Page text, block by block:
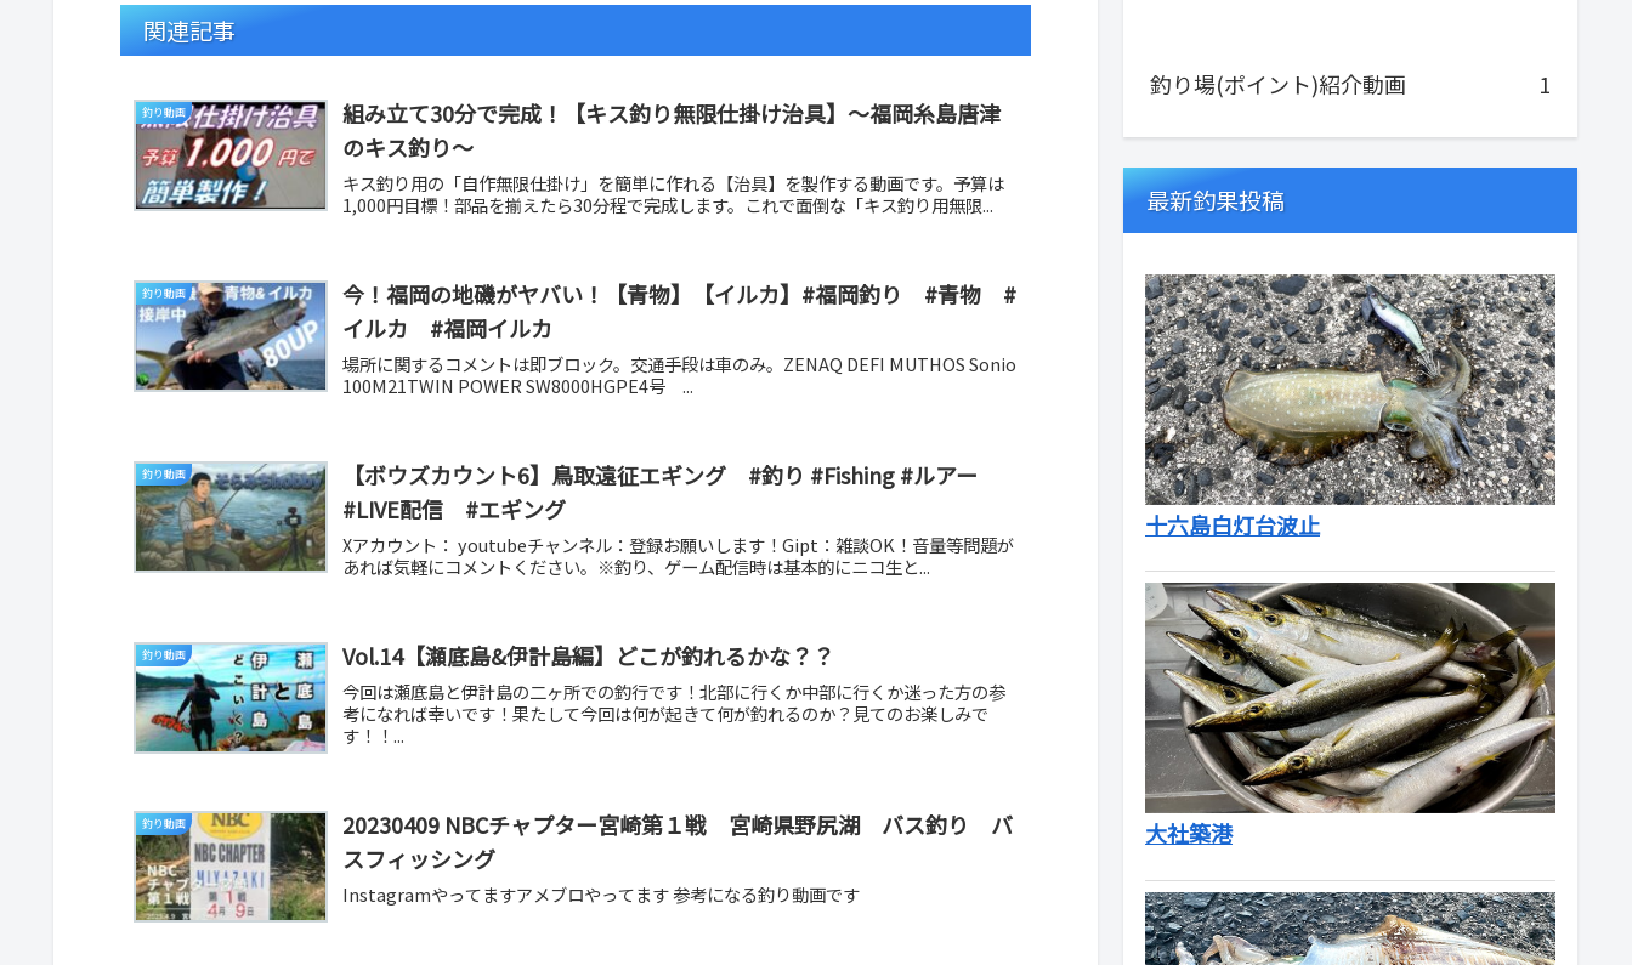
関連記事
釣り動画
組み立て30分で完成！【キス釣り無限仕掛け治具】～福岡糸島唐津
のキス釣り～
キス釣り用の「自作無限仕掛け」を簡単に作れる【治具】を製作する動画です。予算は
1,000円目標！部品を揃えたら30分程で完成します。これで面倒な「キス釣り用無限...
釣り動画
今！福岡の地磯がヤバい！【青物】【イルカ】#福岡釣り #青物 #
イルカ #福岡イルカ
場所に関するコメントは即ブロック。交通手段は車のみ。ZENAQ DEFI MUTHOS Sonio
100M21TWIN POWER SW8000HGPE4号 ...
釣り動画
【ボウズカウント6】鳥取遠征エギング #釣り #Fishing #ルアー
#LIVE配信 #エギング
Xアカウント： youtubeチャンネル：登録お願いします！Gipt：雑談OK！音量等問題が
あれば気軽にコメントください。※釣り、ゲーム配信時は基本的にニコ生と...
釣り動画 Vol.14【瀬底島&伊計島編】どこが釣れるかな？？
今回は瀬底島と伊計島の二ヶ所での釣行です！北部に行くか中部に行くか迷った方の参
考になれば幸いです！果たして今回は何が起きて何が釣れるのか？見てのお楽しみで
す！！...
釣り動画
20230409 NBCチャプター宮崎第１戦 宮崎県野尻湖 バス釣り バ
スフィッシング
Instagramやってますアメブロやってます 参考になる釣り動画です
釣り場(ポイント)紹介動画 1
最新釣果投稿
十六島白灯台波止
大社築港